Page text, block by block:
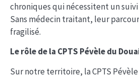
chroniques qui nécessitent un
Sans médecin traitant, leur
fragilisé.
Le rôle de la CPTS Pévèle du
Sur notre territoire, la CPTS